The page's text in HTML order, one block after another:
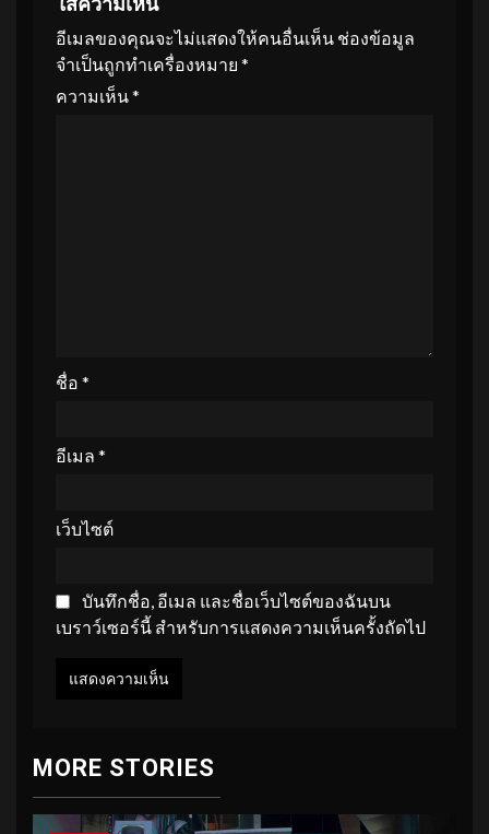
อีเมลของคุณจะไม่แสดงให้คนอื่นเห็น ช่องข้อมูล
จำเป็นถูกทำเครื่องหมาย *
ความเห็น*
ชื่อ *
อีเมล *
เว็บไซต์
บันทึกชื่อ, อีเมล และชื่อเว็บไซต์ของฉันบน
เบราว์เซอร์นี้ สำหรับการแสดงความเห็นครั้งถัดไป
MORE STORIES